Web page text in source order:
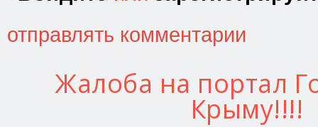
отправлять комментарии
Жалоба на портал
Крыму!!!!